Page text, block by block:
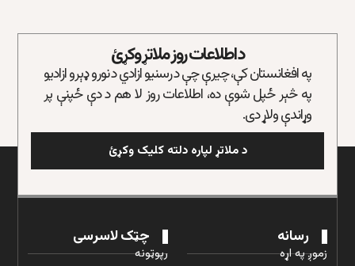
د اطلاعات روز ملاتړ وکړئ
په افغانستان کې، چیرې چې د رسنیو ازادي د نورو ډېرو ازادیو
په څېر ځپل شوې ده، اطلاعات روز لا هم د دې ځپنې پر
وړاندې ولاړ دی.
د ملاتړ لپاره دلته کلیک وکړئ
رسانه
زموږ په اړه
چټک لاسرسی
رپوټونه